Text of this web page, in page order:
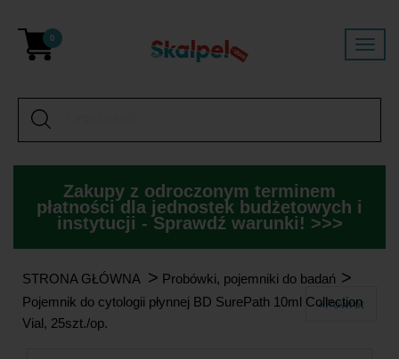
0
Zakupy z odroczonym terminem
płatności dla jednostek budżetowych i
instytucji - Sprawdź warunki! >>>
STRONA GŁÓWNA > Probówki, pojemniki do badań >
Pojemnik do cytologii płynnej BD SurePath 10ml Collection
Vial, 25szt./op.
«Powrót